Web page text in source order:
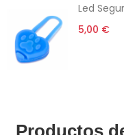
Led
5,00 €
Productos